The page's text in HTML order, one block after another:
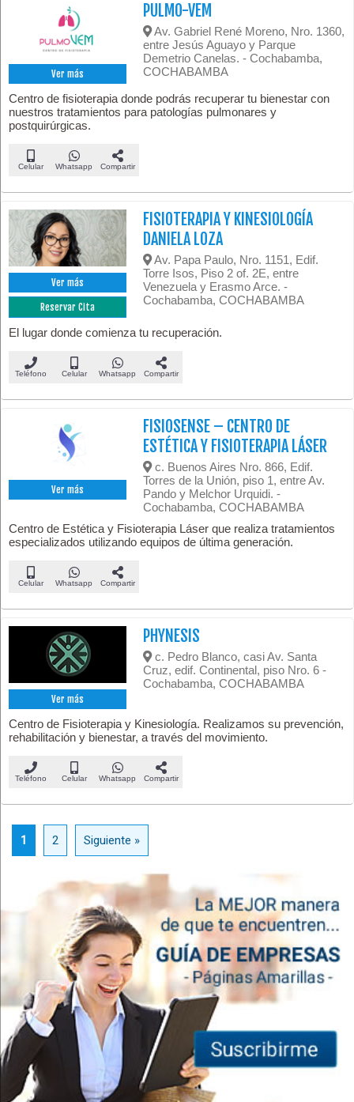
Ver más
PULMO-VEM
Av. Gabriel René Moreno, Nro. 1360,
entre Jesús Aguayo y Parque
Demetrio Canelas. - Cochabamba,
COCHABAMBA
Centro de fisioterapia donde podrás recuperar tu bienestar con
nuestros tratamientos para patologías pulmonares y
postquirúrgicas.
Celular Whatsapp Compartir
Ver más
Reservar Cita
FISIOTERAPIA Y KINESIOLOGÍA
DANIELA LOZA
Av. Papa Paulo, Nro. 1151, Edif.
Torre Isos, Piso 2 of. 2E, entre
Venezuela y Erasmo Arce. -
Cochabamba, COCHABAMBA
El lugar donde comienza tu recuperación.
Teléfono Celular Whatsapp Compartir
Ver más
FISIOSENSE – CENTRO DE
ESTÉTICA Y FISIOTERAPIA LÁSER
c. Buenos Aires Nro. 866, Edif.
Torres de la Unión, piso 1, entre Av.
Pando y Melchor Urquidi. -
Cochabamba, COCHABAMBA
Centro de Estética y Fisioterapia Láser que realiza tratamientos
especializados utilizando equipos de última generación.
Celular Whatsapp Compartir
Ver más
PHYNESIS
c. Pedro Blanco, casi Av. Santa
Cruz, edif. Continental, piso Nro. 6 -
Cochabamba, COCHABAMBA
Centro de Fisioterapia y Kinesiología. Realizamos su prevención,
rehabilitación y bienestar, a través del movimiento.
Teléfono Celular Whatsapp Compartir
1 2 Siguiente »